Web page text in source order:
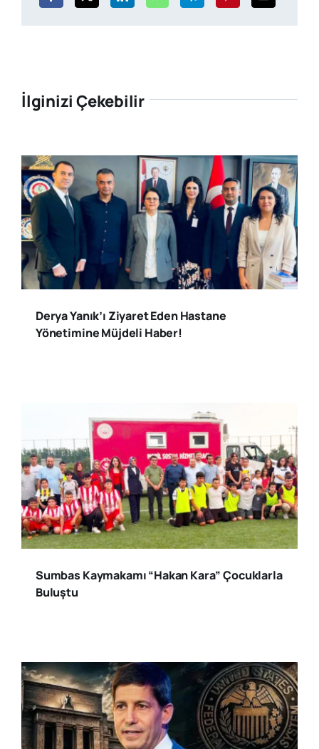
İlginizi Çekebilir
Derya Yanık’ı Ziyaret Eden Hastane
Yönetimine Müjdeli Haber!
Sumbas Kaymakamı “Hakan Kara” Çocuklarla
Buluştu